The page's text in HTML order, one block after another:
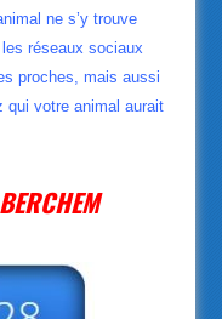
ne s’y trouve
réseaux sociaux
proches, mais aussi
qui votre animal aurait